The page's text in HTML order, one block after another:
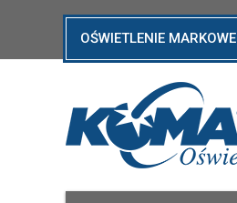
OŚWIETLENIE MARKOWE